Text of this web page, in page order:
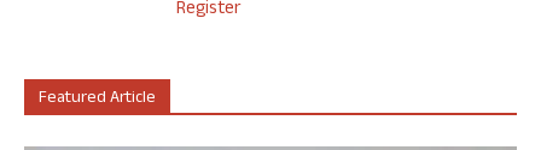
Register
Featured Article